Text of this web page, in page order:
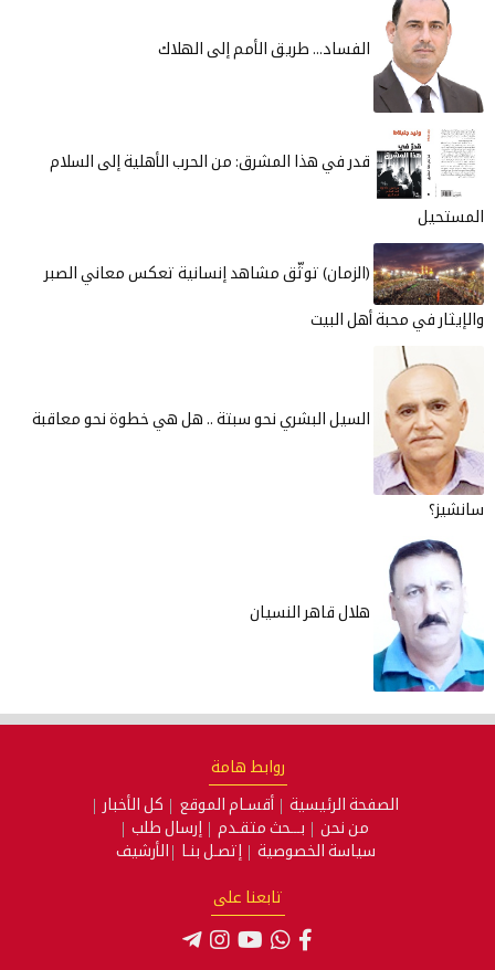
الفساد... طريق الأمم إلى الهلاك
قدر في هذا المشرق: من الحرب الأهلية إلى السلام
المستحيل
(الزمان) توثّق مشاهد إنسانية تعكس معاني الصبر
والإيثار في محبة أهل البيت
السيل البشري نحو سبتة ..​​​​​​​ هل هي خطوة نحو معاقبة
سانشيز؟
هلال قاهر النسيان
روابط هامة
الصفحة الرئيسية أقسـام الموقع
كل الأخبار
من نحن
بـــحث متقـدم
إرسال طلب
سياسة الخصوصية
إتصـل بنـا الأرشيف
تابعنا على